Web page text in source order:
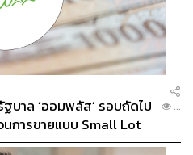
บาล ‘ออมพลัส’ รอบถัดไป
การขายแบบ Small Lot
...